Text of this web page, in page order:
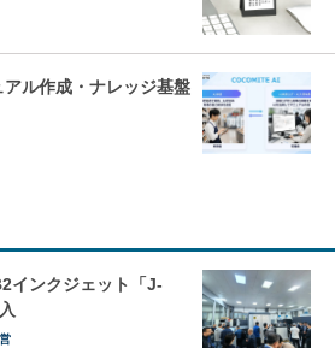
ル作成・ナレッジ基盤
インクジェット「J-